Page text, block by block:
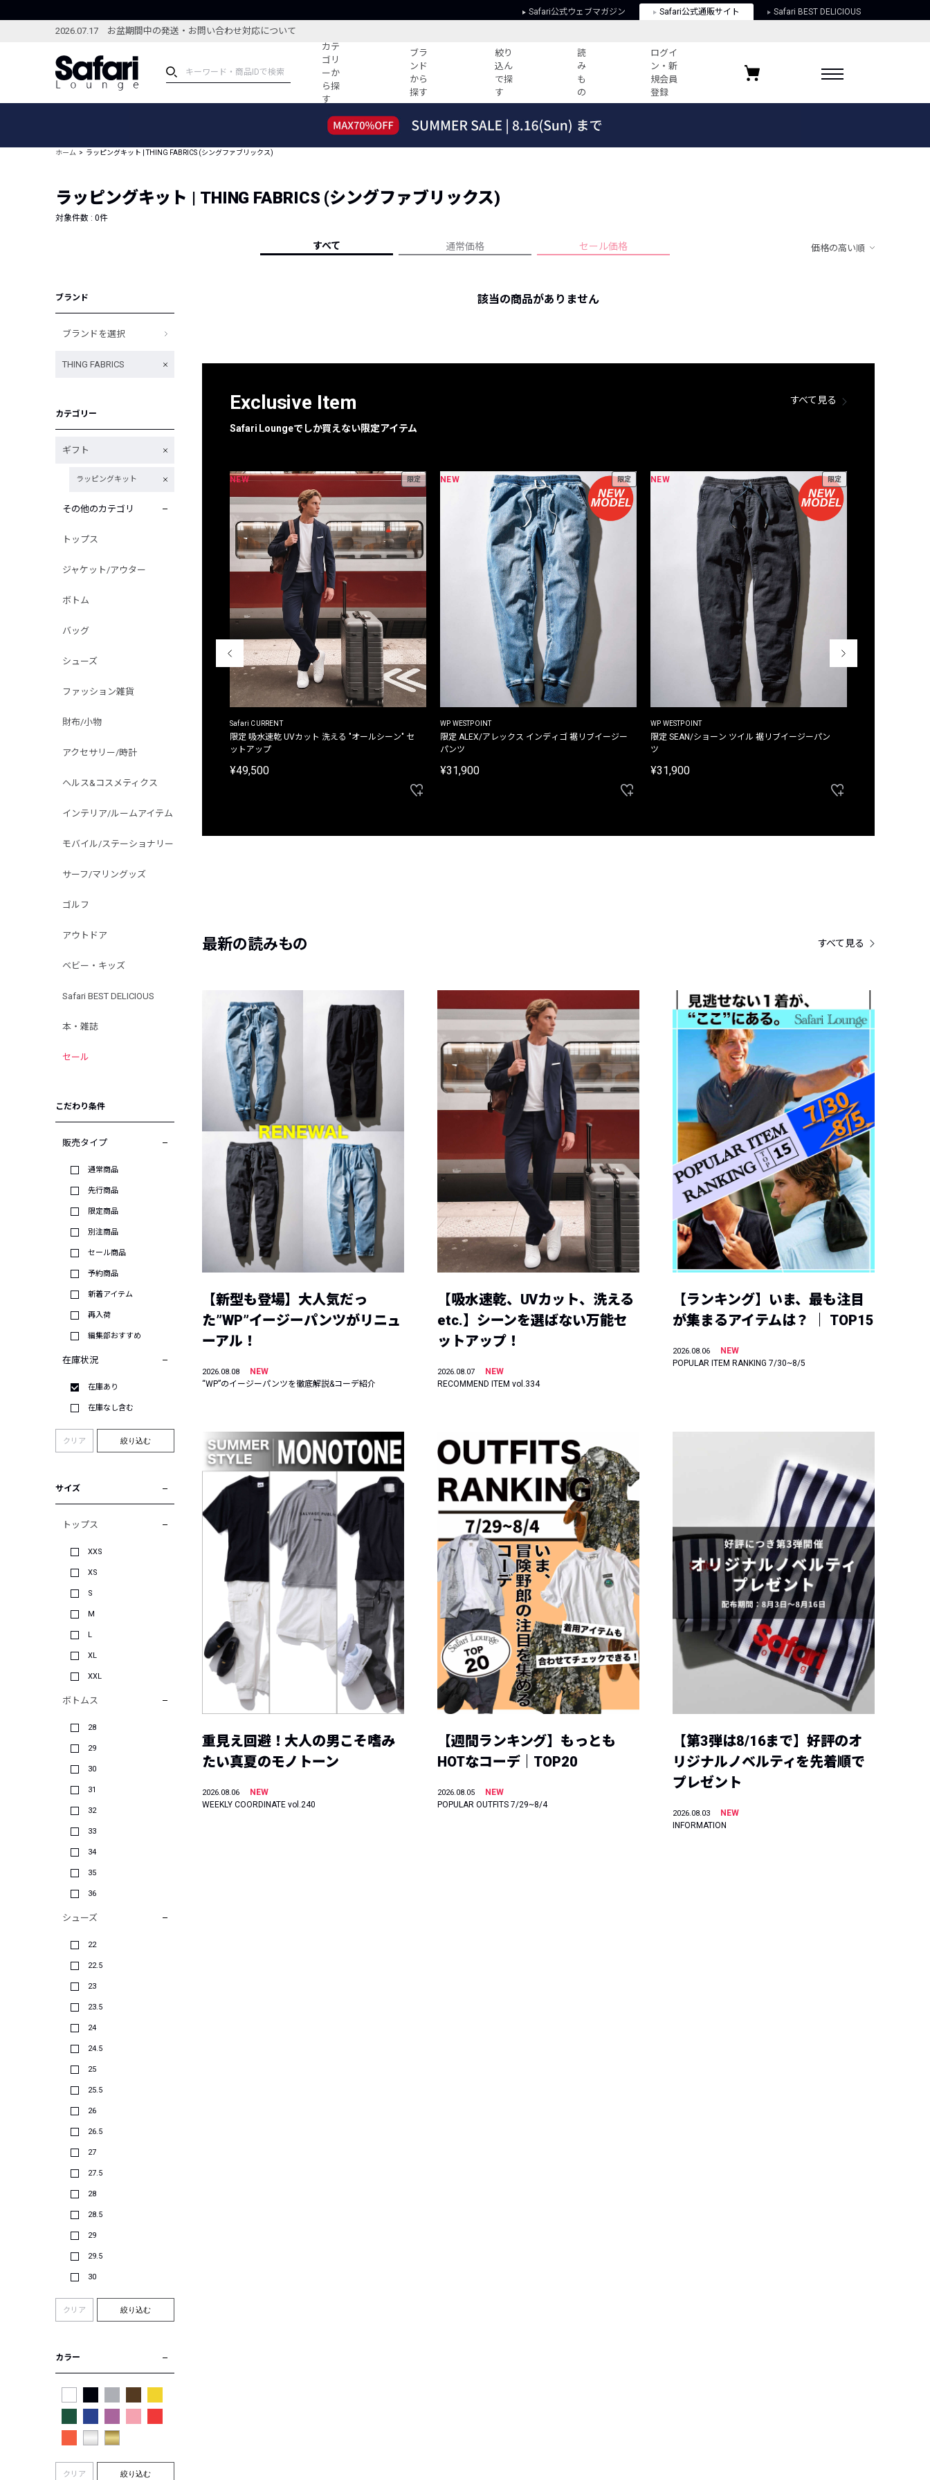
Safari公式ウェブマガジン Safari公式通販サイト Safari BEST DELICIOUS
2026.07.17 お盆期間中の発送・お問い合わせ対応について
カテ
ゴリ
ーか
ら探
す
ブラ
ンド
から
探す
絞り
込ん
で探
す
読
み
も
の
ログイ
ン・新
規会員
登録
ブランドから探す
新着アイテム
編集部のおすすめアイテム
特集記事
コーディネート
すべての記事
ーデ紹介
HOTなコーデ TOP20
人気記事ランキング
フォーカスブランド
プライバシーポリシー
お気に入りブランド
ホーム ラッピングキット | THING FABRICS (シングファブリックス)
ラッピングキット | THING FABRICS (シングファブリックス)
対象件数 : 0件
すべて 通常価格 セール価格 価格の高い順
ブランド
ブランドを選択
THING FABRICS
カテゴリー
ギフト
ラッピングキット
その他のカテゴリ
トップス
ジャケット/アウター
ボトム
バッグ
シューズ
ファッション雑貨
財布/小物
アクセサリー/時計
ヘルス&コスメティクス
インテリア/ルームアイテム
モバイル/ステーショナリー
サーフ/マリングッズ
ゴルフ
アウトドア
ベビー・キッズ
Safari BEST DELICIOUS
本・雑誌
セール
こだわり条件
販売タイプ
通常商品
先行商品
限定商品
別注商品
セール商品
予約商品
新着アイテム
再入荷
編集部おすすめ
在庫状況
在庫あり
在庫なし含む
クリア 絞り込む
サイズ
トップス
XXS
XS
S
M
L
XL
XXL
ボトムス
28
29
30
31
32
33
34
35
36
シューズ
22
22.5
23
23.5
24
24.5
25
25.5
26
26.5
27
27.5
28
28.5
29
29.5
30
クリア 絞り込む
カラー
クリア 絞り込む
該当の商品がありません
Exclusive Item
Safari Loungeでしか買えない限定アイテム
すべて見る
NEW 限定
Safari CURRENT
限定 吸水速乾 UVカット 洗える "オールシーン" セ
ットアップ
¥49,500
NEW 限定
WP WESTPOINT
限定 ALEX/アレックス インディゴ 裾リブイージー
パンツ
¥31,900
NEW 限定
WP WESTPOINT
限定 SEAN/ショーン ツイル 裾リブイージーパン
ツ
¥31,900
最新の読みもの すべて見る
【新型も登場】大人気だっ
た”WP”イージーパンツがリニュ
ーアル！
2026.08.08
NEW
“WP”のイージーパンツを徹底解説&コーデ紹介
【吸水速乾、UVカット、洗える
etc.】シーンを選ばない万能セ
ットアップ！
2026.08.07
NEW
RECOMMEND ITEM vol.334
【ランキング】いま、最も注目
が集まるアイテムは？ ｜ TOP15
2026.08.06
NEW
POPULAR ITEM RANKING 7/30~8/5
重見え回避！大人の男こそ嗜み
たい真夏のモノトーン
2026.08.06
NEW
WEEKLY COORDINATE vol.240
【週間ランキング】もっとも
HOTなコーデ｜TOP20
2026.08.05
NEW
POPULAR OUTFITS 7/29~8/4
【第3弾は8/16まで】好評のオ
リジナルノベルティを先着順で
プレゼント
2026.08.03
NEW
INFORMATION